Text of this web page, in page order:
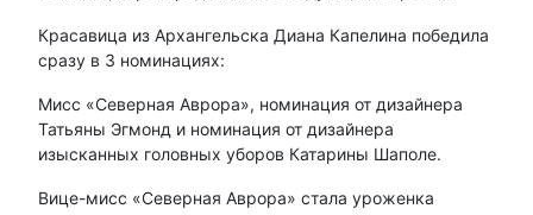
Красавица из Архангельска Диана Капелина победила
сразу в 3 номинациях:
Мисс «Северная Аврора», номинация от дизайнера
Татьяны Эгмонд и номинация от дизайнера
изысканных головных уборов Катарины Шаполе.
Вице-мисс «Северная Аврора» стала уроженка